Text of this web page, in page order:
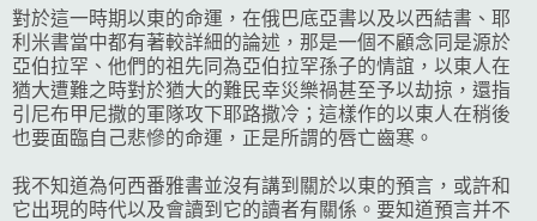
對於這一時期以東的命運，在俄巴底亞書以及以西結書、耶
利米書當中都有著較詳細的論述，那是一個不顧念同是源於
亞伯拉罕、他們的祖先同為亞伯拉罕孫子的情誼，以東人在
猶大遭難之時對於猶大的難民幸災樂禍甚至予以劫掠，還指
引尼布甲尼撒的軍隊攻下耶路撒冷；這樣作的以東人在稍後
也要面臨自己悲慘的命運，正是所謂的唇亡齒寒。
我不知道為何西番雅書並沒有講到關於以東的預言，或許和
它出現的時代以及會讀到它的讀者有關係。要知道預言并不